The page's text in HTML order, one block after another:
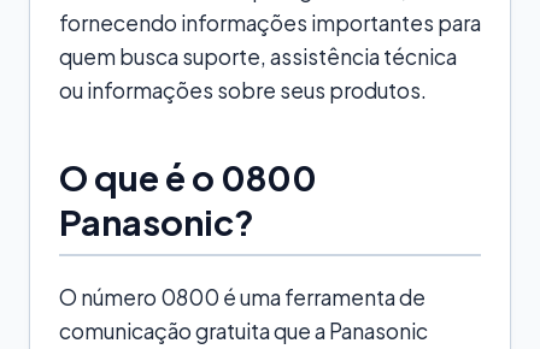
fornecendo informações importantes para
quem busca suporte, assistência técnica
ou informações sobre seus produtos.
O que é o 0800
Panasonic?
O número 0800 é uma ferramenta de
comunicação gratuita que a Panasonic